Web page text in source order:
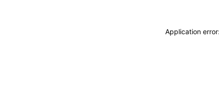
Application